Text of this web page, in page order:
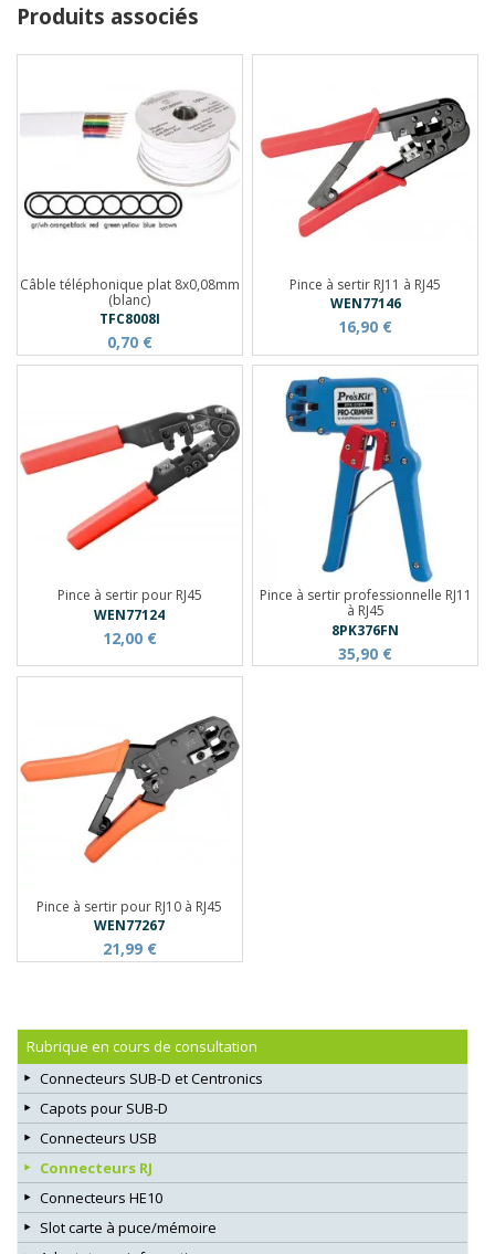
Produits associés
Câble téléphonique plat 8x0,08mm
(blanc)
TFC8008I
0,70 €
Pince à sertir RJ11 à RJ45
WEN77146
16,90 €
Pince à sertir pour RJ45
WEN77124
12,00 €
Pince à sertir professionnelle RJ11
à RJ45
8PK376FN
35,90 €
Pince à sertir pour RJ10 à RJ45
WEN77267
21,99 €
Rubrique en cours de consultation
Connecteurs SUB-D et Centronics
Capots pour SUB-D
Connecteurs USB
Connecteurs RJ
Connecteurs HE10
Slot carte à puce/mémoire